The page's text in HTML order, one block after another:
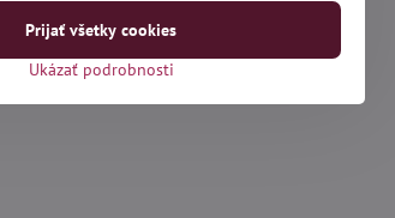
Ukázať podrobnosti
Prijať všetky cookies